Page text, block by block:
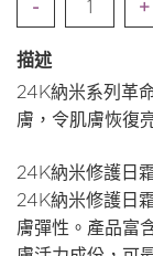
描述
24K納米系列革
膚，令肌膚恢復
24K納米修護日
24K納米修護日
膚彈性。產品富